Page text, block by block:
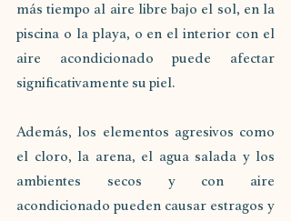
más tiempo al aire libre bajo el sol, en la
piscina o la playa, o en el interior con el
aire acondicionado puede afectar
significativamente su piel.
Además, los elementos agresivos como
el cloro, la arena, el agua salada y los
ambientes secos y con aire
acondicionado pueden causar estragos y